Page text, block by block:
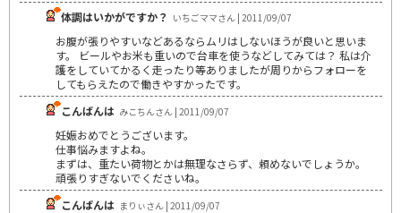
体調はいかがですか？ いちごママさん | 2011/09/07
お腹が張りやすいなどあるならムリはしないほうが良いと思いま
す。 ビールやお米も重いので台車を使うなどしてみては？ 私は介
護をしていてかるく走ったり等ありましたが周りからフォローを
してもらえたので働きやすかったです。
こんばんは みこちんさん | 2011/09/07
妊娠おめでとうございます。
仕事悩みますよね。
まずは、重たい荷物とかは無理なさらず、頼めないでしょうか。
頑張りすぎないでくださいね。
こんばんは まりぃさん | 2011/09/07